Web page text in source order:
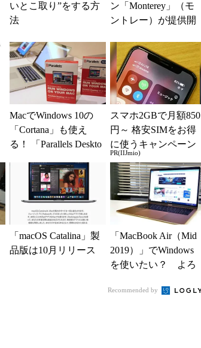
いとこ取り”をする方
法
ン「Monterey」（モ
ントレー）が提供開
後日対応
MacでWindows 10の
「Cortana」も使え
る！ 「Parallels Deskto
スマホ2GBで月額850
円～ 格安SIMをお得
に使うキャンペーン
実施中！
PR(IIJmio)
「macOS Catalina」製
品版は10月リリース
「MacBook Air（Mid
2019）」でWindows
を使いたい？ よろ
Recommended by